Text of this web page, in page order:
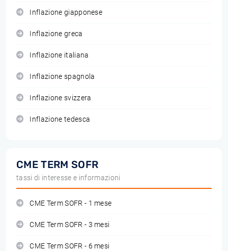
Inflazione giapponese
Inflazione greca
Inflazione italiana
Inflazione spagnola
Inflazione svizzera
Inflazione tedesca
CME TERM SOFR
tassi di interesse e informazioni
CME Term SOFR - 1 mese
CME Term SOFR - 3 mesi
CME Term SOFR - 6 mesi